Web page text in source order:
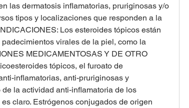
las dermatosis inflamatorias, pruriginosas y/o
tipos y localizaciones que responden a la
Los esteroides tópicos están
virales de la piel, como la
MEDICAMENTOSAS Y DE OTRO
tópicos, el furoato de
inflamatorias, anti-pruriginosas y
la actividad anti-inflamatoria de los
claro. Estrógenos conjugados de origen